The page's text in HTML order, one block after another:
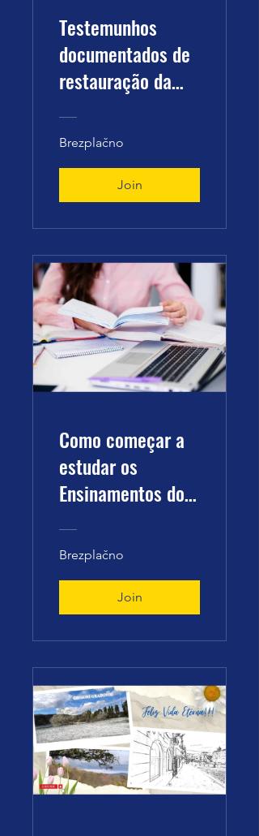
Testemunhos
documentados de
restauração da
Tecnologias de
Grigori Grabovoi
Brezplačno
Join
Como começar a
estudar os
Ensinamentos do
Brezplačno
Join